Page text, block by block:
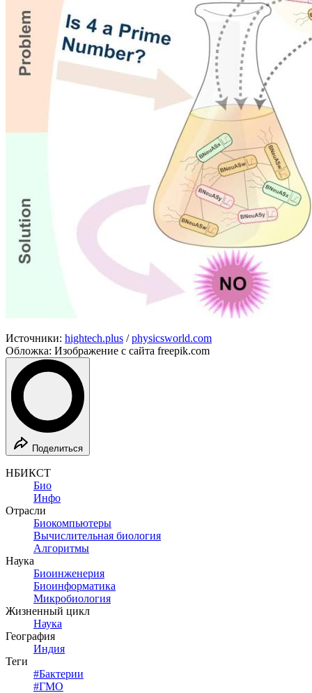
Источники: hightech.plus /physicsworld.com
Обложка: Изображение с сайта freepik.com
Поделиться
НБИКСТ
Био
Инфо
Отрасли
Биокомпьютеры
Вычислительная биология
Алгоритмы
Наука
Биоинженерия
Биоинформатика
Микробиология
Жизненный цикл
Наука
География
Индия
Теги
#Бактерии
#ГМО